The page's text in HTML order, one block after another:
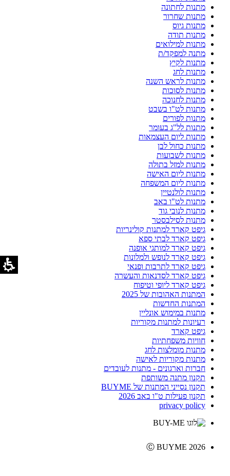
מתנות לחתונה
מתנות שחרור
מתנות גיוס
מתנות תודה
מתנות למילואים
מתנה למפקד/ת
מתנות לקיץ
מתנות לחג
מתנות לראש השנה
מתנות לסוכות
מתנות לחנוכה
מתנות לט"ו בשבט
מתנות לפורים
מתנות לל"ג בעומר
מתנות ליום העצמאות
מתנות כחול לבן
מתנות לשבועות
מתנות למזל בתולה
מתנות ליום האישה
מתנות ליום המשפחה
מתנות לולנטיין
מתנות לט"ו באב
מתנות לנובי גוד
מתנות לסילבסטר
גיפט קארד למתנות קולינריות
גיפט קארד לבתי ספא
גיפט קארד למותגי אופנה
גיפט קארד לנופש ולמלונות
גיפט קארד לתרבות ופנאי
גיפט קארד לסדנאות והעשרה
גיפט קארד ליופי וטיפוח
המתנות האהובות של 2025
המתנות החדשות
מתנות במימוש אונליין
רעיונות למתנות מקוריות
גיפט קארד
חוויות משפחתיות
מתנות מומלצות לחג
מתנות מקוריות לאישה
חברות וארגונים - מתנות לעובדים
תקנון מתנה משותפת
תקנון נסייני המתנות של BUYME
תקנון פעילות ט"ו באב 2026
privacy policy
Ⓒ BUYME 2026